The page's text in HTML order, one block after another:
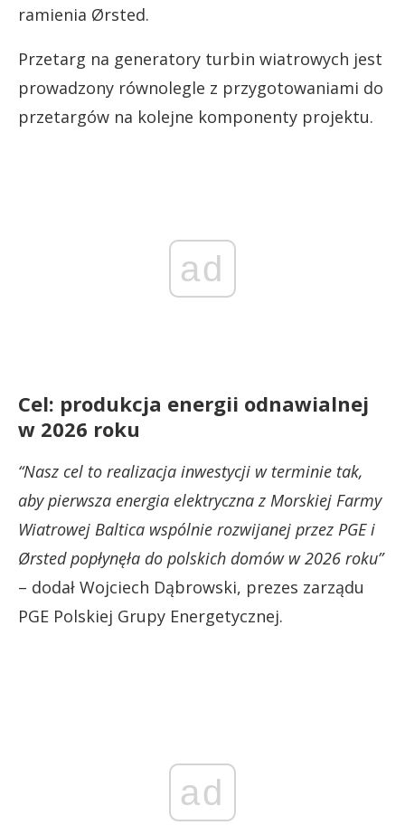
ramienia Ørsted.
Przetarg na generatory turbin wiatrowych jest
prowadzony równolegle z przygotowaniami do
przetargów na kolejne komponenty projektu.
ad
Cel: produkcja energii odnawialnej
w 2026 roku
“Nasz cel to realizacja inwestycji w terminie tak,
aby pierwsza energia elektryczna z Morskiej Farmy
Wiatrowej Baltica wspólnie rozwijanej przez PGE i
Ørsted popłynęła do polskich domów w 2026 roku”
– dodał Wojciech Dąbrowski, prezes zarządu
PGE Polskiej Grupy Energetycznej.
ad